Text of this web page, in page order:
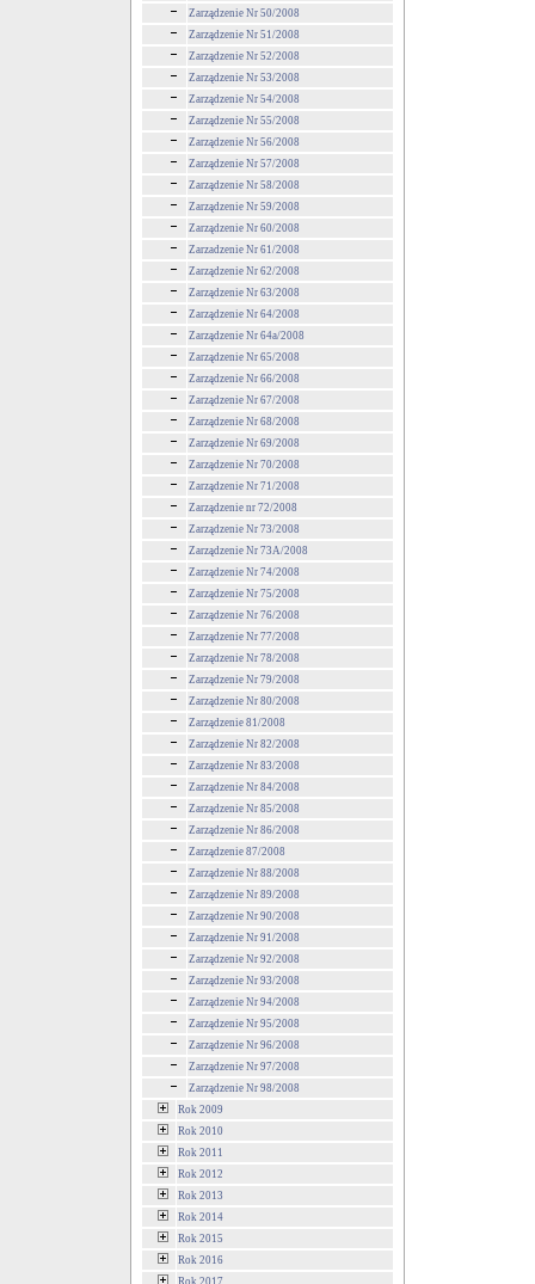
Zarządzenie Nr 50/2008
Zarządzenie Nr 51/2008
Zarządzenie Nr 52/2008
Zarządzenie Nr 53/2008
Zarządzenie Nr 54/2008
Zarządzenie Nr 55/2008
Zarządzenie Nr 56/2008
Zarządzenie Nr 57/2008
Zarządzenie Nr 58/2008
Zarządzenie Nr 59/2008
Zarządzenie Nr 60/2008
Zarzadzenie Nr 61/2008
Zarządzenie Nr 62/2008
Zarządzenie Nr 63/2008
Zarządzenie Nr 64/2008
Zarządzenie Nr 64a/2008
Zarządzenie Nr 65/2008
Zarządzenie Nr 66/2008
Zarządzenie Nr 67/2008
Zarządzenie Nr 68/2008
Zarządzenie Nr 69/2008
Zarządzenie Nr 70/2008
Zarządzenie Nr 71/2008
Zarządzenie nr 72/2008
Zarządzenie Nr 73/2008
Zarządzenie Nr 73A/2008
Zarządzenie Nr 74/2008
Zarządzenie Nr 75/2008
Zarządzenie Nr 76/2008
Zarządzenie Nr 77/2008
Zarządzenie Nr 78/2008
Zarządzenie Nr 79/2008
Zarządzenie Nr 80/2008
Zarządzenie 81/2008
Zarządzenie Nr 82/2008
Zarządzenie Nr 83/2008
Zarządzenie Nr 84/2008
Zarządzenie Nr 85/2008
Zarządzenie Nr 86/2008
Zarządzenie 87/2008
Zarządzenie Nr 88/2008
Zarządzenie Nr 89/2008
Zarządzenie Nr 90/2008
Zarządzenie Nr 91/2008
Zarządzenie Nr 92/2008
Zarządzenie Nr 93/2008
Zarządzenie Nr 94/2008
Zarządzenie Nr 95/2008
Zarządzenie Nr 96/2008
Zarządzenie Nr 97/2008
Zarządzenie Nr 98/2008
Rok 2009
Rok 2010
Rok 2011
Rok 2012
Rok 2013
Rok 2014
Rok 2015
Rok 2016
Rok 2017